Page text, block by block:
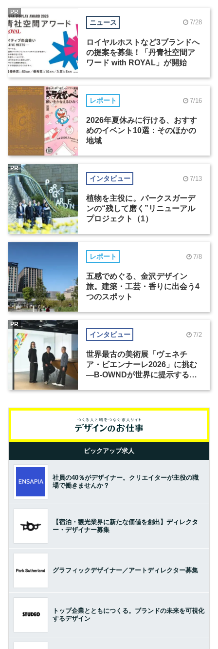
ニュース 7/28
ロイヤルホストなど3ブランドへ
の提案を募集！「丹青社空間ア
ワード with ROYAL」が開始
PR
レポート 7/16
2026年夏休みに行ける、おすす
めのイベント10選：そのほかの
地域
インタビュー 7/13
植物を主役に。パークスガーデ
ンの“残して磨く”リニューアル
プロジェクト（1）
PR
レポート 7/8
五感でめぐる、金沢デザイン
旅。建築・工芸・香りに出会う4
つのスポット
インタビュー 7/2
世界最古の美術展「ヴェネチ
ア・ビエンナーレ2026」に挑む
―B-OWNDが世界に提示する美
PR
ピックアップ求人
社員の40％がデザイナー。クリエイターが主役の職
場で働きませんか？
【宿泊・観光業界に新たな価値を創出】ディレクタ
ー・デザイナー募集
グラフィックデザイナー／アートディレクター募集
トップ企業とともにつくる。ブランドの未来を可視化
するデザイン